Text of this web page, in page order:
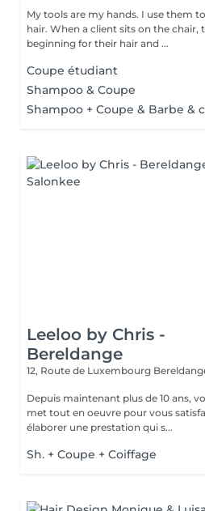
My tools are my hands. I use them
hair. When a client sits on the
beginning for their hair and ...
Coupe étudiant
Shampoo & Coupe
Shampoo + Coupe & Barbe &
Leeloo by Chris -
Bereldange
12, Route de Luxembourg
Depuis maintenant plus de 10 ans,
met tout en oeuvre pour vous
élaborer une prestation qui s...
Sh. + Coupe + Coiffage